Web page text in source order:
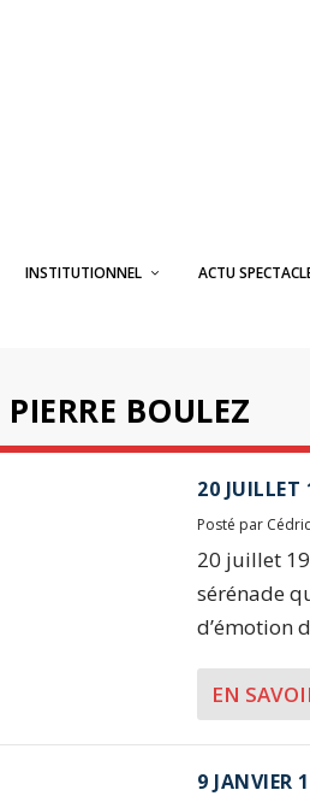
INSTITUTIONNEL ACTU
PIERRE BOULEZ
20 JUILLET
Posté par
20 juillet
sérénade
d’émotion
EN
9 JANVIER